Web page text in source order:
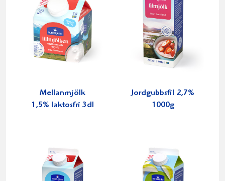
Mellanmjölk
1,5% laktosfri 3dl
Jordgubbsfil 2,7%
1000g